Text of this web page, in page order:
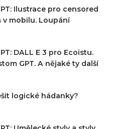
Ilustrace pro censored
v mobilu. Loupání
DALL E 3 pro Ecoistu.
GPT. A nějaké ty další
logické hádanky?